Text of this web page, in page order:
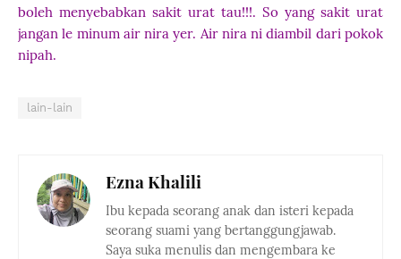
boleh menyebabkan sakit urat tau!!!. So yang sakit urat
jangan le minum air nira yer. Air nira ni diambil dari pokok
nipah.
lain-lain
Ezna Khalili
Ibu kepada seorang anak dan isteri kepada
seorang suami yang bertanggungjawab.
Saya suka menulis dan mengembara ke